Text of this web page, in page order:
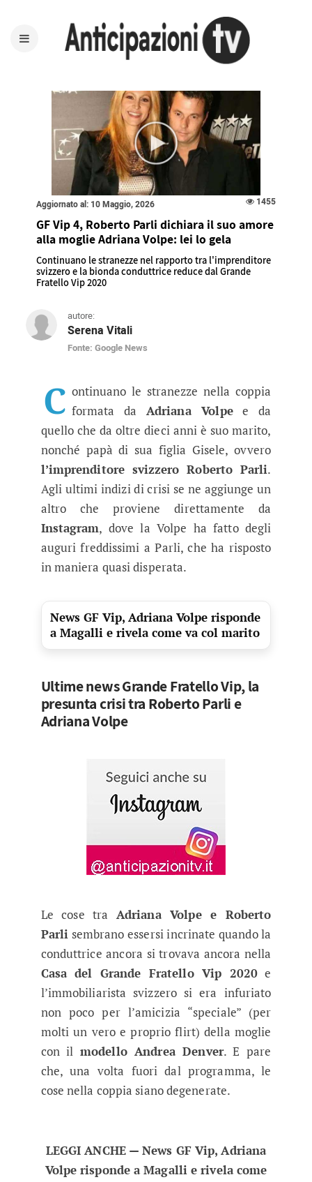
Aggiornato al: 10 Maggio, 2026 1455
GF Vip 4, Roberto Parli dichiara il suo amore
alla moglie Adriana Volpe: lei lo gela
Continuano le stranezze nel rapporto tra l'imprenditore
svizzero e la bionda conduttrice reduce dal Grande
Fratello Vip 2020
autore:
Serena Vitali
Fonte: Google News
GF Vip 4, Roberto Parli dichiara
C ontinuano le stranezze nella coppia
formata da Adriana Volpee da
quello che da oltre dieci anni è suo marito,
nonché papà di sua figlia Gisele, ovvero
l’imprenditore svizzero Roberto Parli.
Agli ultimi indizi di crisi se ne aggiunge un
altro che proviene direttamente da
Instagram, dove la Volpe ha fatto degli
auguri freddissimi a Parli, che ha risposto
in maniera quasi disperata.
News GF Vip, Adriana Volpe risponde
a Magalli e rivela come va col marito
Ultime news Grande Fratello Vip, la
presunta crisi tra Roberto Parli e
Adriana Volpe
Le cose tra Adriana Volpe e Roberto
Parli sembrano essersi incrinate quando la
conduttrice ancora si trovava ancora nella
Casa del Grande Fratello Vip 2020 e
l’immobiliarista svizzero si era infuriato
non poco per l’amicizia “speciale” (per
molti un vero e proprio flirt) della moglie
con il modello Andrea Denver. E pare
che, una volta fuori dal programma, le
cose nella coppia siano degenerate.
LEGGI ANCHE — News GF Vip, Adriana
Volpe risponde a Magalli e rivela come